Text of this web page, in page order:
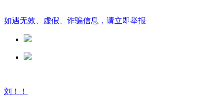
如遇无效、虚假、诈骗信息，请立即举报
刘！！